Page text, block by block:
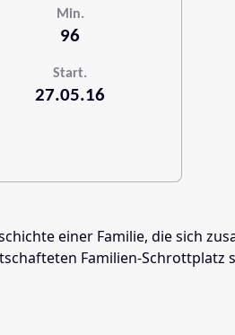
Min.
96
Start.
27.05.16
einer Familie, die sich
Familien-Schrottplatz